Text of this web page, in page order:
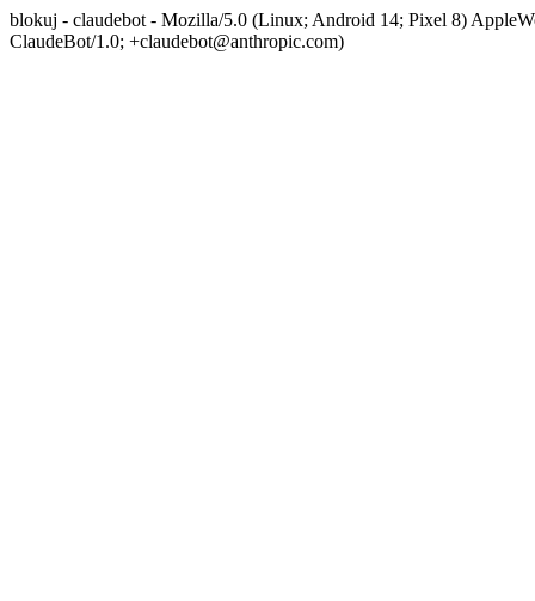
blokuj - claudebot - Mozilla/5.0 (Linux; Android 14; Pixel 8)
ClaudeBot/1.0; +claudebot@anthropic.com)